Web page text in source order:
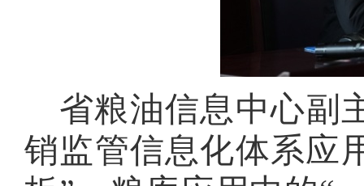
省粮油信息中心副
销监管信息化体系应